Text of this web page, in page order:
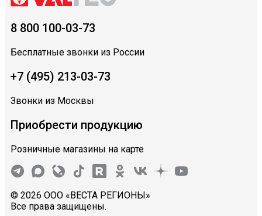
8 800 100-03-73
Бесплатные звонки из России
+7 (495) 213-03-73
Звонки из Москвы
Приобрести продукцию
Розничные магазины на карте
© 2026 ООО «ВЕСТА РЕГИОНЫ»
Все права защищены.